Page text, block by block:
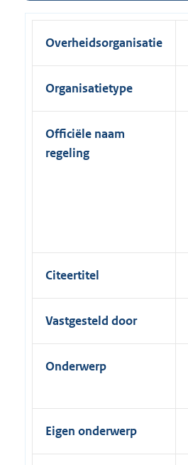
Overheidsorganisatie
Organisatietype
Officiële naam
regeling
Citeertitel
Vastgesteld door
Onderwerp
Eigen onderwerp